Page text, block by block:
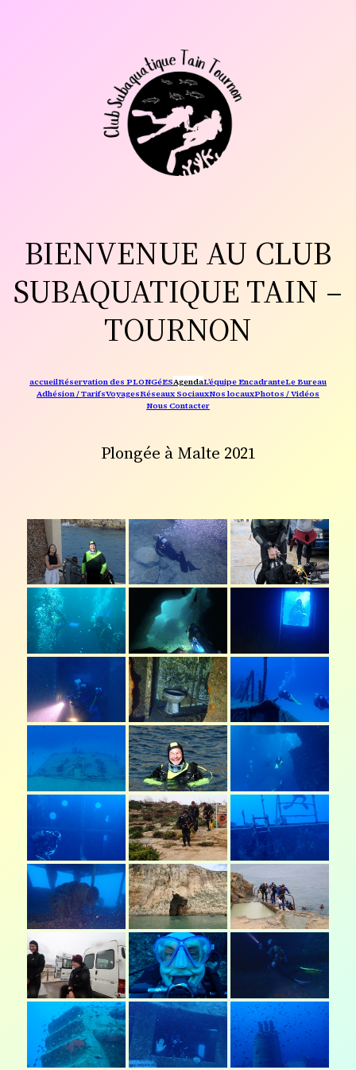
BIENVENUE AU CLUB
SUBAQUATIQUE TAIN –
TOURNON
accueilRéservation des PLONGéESAgendaL’équipe EncadranteLe Bureau
Adhésion / TarifsVoyagesRéseaux SociauxNos locauxPhotos / Vidéos
Nous Contacter
Plongée à Malte 2021